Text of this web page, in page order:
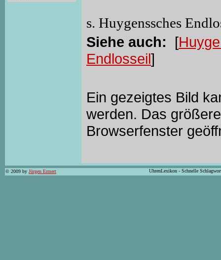
s. Huygenssches
Siehe auch: [
Endlosseil]
Ein gezeigtes Bild
werden. Das
Browserfenster
© 2009 by Jürgen Ermert UhrenLexikon - Schnelle